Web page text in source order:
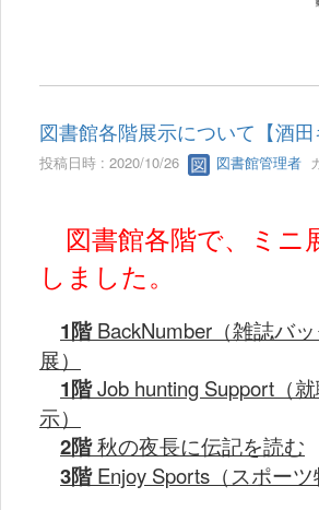
図書館各階展示について【酒田
投稿日時 : 2020/10/26 図書館管理者
図書館各階で、ミニ
しました。
1階BackNumber（雑誌バ
展）
1階Job hunting Support（
示）
2階秋の夜長に伝記を読む
3階Enjoy Sports（スポーツ